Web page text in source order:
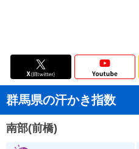
群馬県の汗かき指数
南部(前橋)